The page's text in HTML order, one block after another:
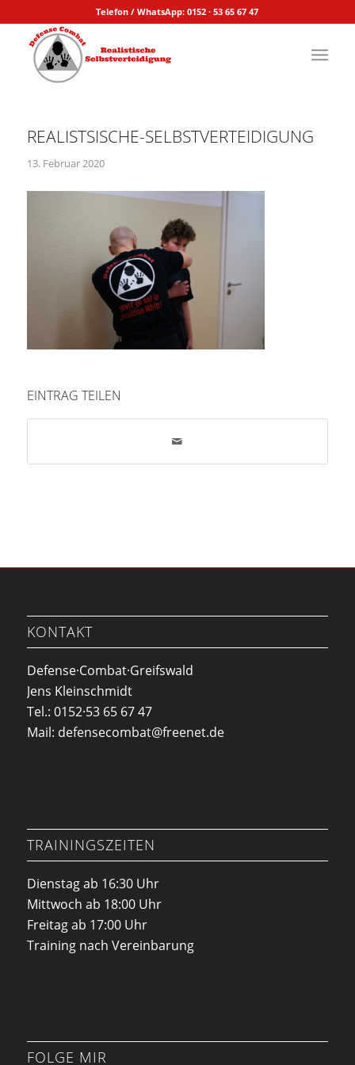
Telefon / WhatsApp: 0152 · 53 65 67 47
REALISTSISCHE-SELBSTVERTEIDIGUNG
13. Februar 2020
EINTRAG TEILEN
KONTAKT
Defense·Combat·Greifswald
Jens Kleinschmidt
Tel.: 0152·53 65 67 47
Mail: defensecombat@freenet.de
TRAININGSZEITEN
Dienstag ab 16:30 Uhr
Mittwoch ab 18:00 Uhr
Freitag ab 17:00 Uhr
Training nach Vereinbarung
FOLGE MIR